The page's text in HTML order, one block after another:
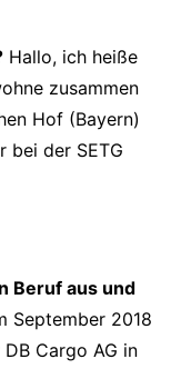
Hallo, ich heiße
zusammen
Hof (Bayern)
bei der SETG
Beruf aus und
September 2018
Cargo AG in